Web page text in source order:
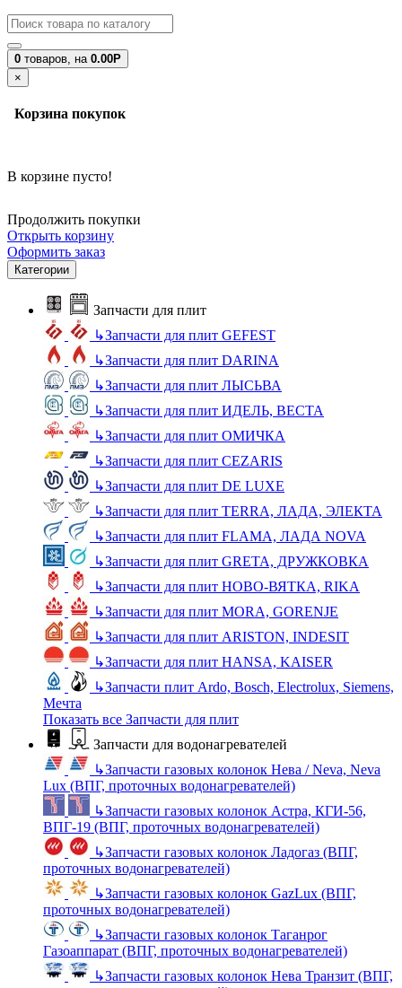
0 товаров, на 0.00Р
×
Корзина покупок
В корзине пусто!
Продолжить покупки
Открыть корзину
Оформить заказ
Категории
Запчасти для плит
↳Запчасти для плит GEFEST
↳Запчасти для плит DARINA
↳Запчасти для плит ЛЫСЬВА
↳Запчасти для плит ИДЕЛЬ, ВЕСТА
↳Запчасти для плит ОМИЧКА
↳Запчасти для плит CEZARIS
↳Запчасти для плит DE LUXE
↳Запчасти для плит TERRA, ЛАДА, ЭЛЕКТА
↳Запчасти для плит FLAMA, ЛАДА NOVA
↳Запчасти для плит GRETA, ДРУЖКОВКА
↳Запчасти для плит НОВО-ВЯТКА, RIKA
↳Запчасти для плит MORA, GORENJE
↳Запчасти для плит ARISTON, INDESIT
↳Запчасти для плит HANSA, KAISER
↳Запчасти плит Ardo, Bosch, Electrolux, Siemens,
Мечта
Показать все Запчасти для плит
Запчасти для водонагревателей
↳Запчасти газовых колонок Нева / Neva, Neva
Lux (ВПГ, проточных водонагревателей)
↳Запчасти газовых колонок Астра, КГИ-56,
ВПГ-19 (ВПГ, проточных водонагревателей)
↳Запчасти газовых колонок Ладогаз (ВПГ,
проточных водонагревателей)
↳Запчасти газовых колонок GazLux (ВПГ,
проточных водонагревателей)
↳Запчасти газовых колонок Таганрог
Газоаппарат (ВПГ, проточных водонагревателей)
↳Запчасти газовых колонок Нева Транзит (ВПГ,